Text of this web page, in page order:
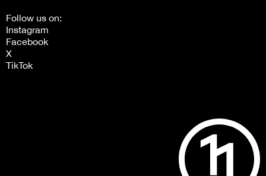
Follow us on:
Instagram
Facebook
X
TikTok